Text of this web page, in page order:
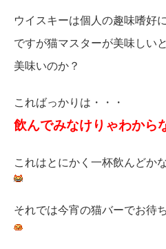
ウイスキーは個人の趣味嗜好
ですが猫マスターが美味しい
美味いのか？
こればっかりは・・・
飲んでみなけり ゃわから
これはとにかく一杯飲んどか
それでは今宵の猫バーでお待